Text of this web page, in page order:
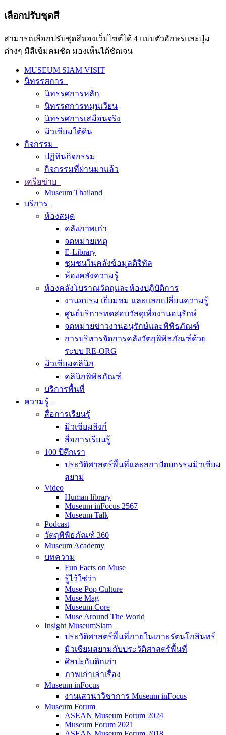
เลือกปรับชุดสี
สามารถเลือกปรับชุดสีของเว็บไซต์ได้ 4 แบบตัวอักษรและปุ่ม
ต่างๆ มีสีเข้มคมชัด มองเห็นได้ชัดเจน
MUSEUM SIAM VISIT
นิทรรศการ
นิทรรศการหลัก
นิทรรศการหมุนเวียน
นิทรรศการเสมือนจริง
มิวเซียมใต้ดิน
กิจกรรม
ปฏิทินกิจกรรม
กิจกรรมที่ผ่านมาแล้ว
เครือข่าย
Museum Thailand
บริการ
ห้องสมุด
คลังภาพเก่า
จดหมายเหตุ
E-Library
ชุมชนในคลังข้อมูลดิจิทัล
ห้องคลังความรู้
ห้องคลังโบราณวัตถุและห้องปฏิบัติการ
งานอบรม เยี่ยมชม และแลกเปลี่ยนความรู้
ศูนย์บริการทดสอบวัสดุเพื่องานอนุรักษ์
จดหมายข่าวงานอนุรักษ์และพิพิธภัณฑ์
การบริหารจัดการคลังวัตถุพิพิธภัณฑ์ด้วย
ระบบ RE-ORG
มิวเซียมคลินิก
คลินิกพิพิธภัณฑ์
บริการพื้นที่
ความรู้
สื่อการเรียนรู้
มิวเซียมลิงก์
สื่อการเรียนรู้
100 ปีตึกเรา
ประวัติศาสตร์พื้นที่และสถาปัตยกรรมมิวเซียม
สยาม
Video
Human library
Museum inFocus 2567
Museum Talk
Podcast
วัตถุพิพิธภัณฑ์ 360
Museum Academy
บทความ
Fun Facts on Muse
รู้ไว้ใช่ว่า
Muse Pop Culture
Muse Mag
Museum Core
Muse Around The World
Insight MuseumSiam
ประวัติศาสตร์พื้นที่ภายในเกาะรัตนโกสินทร์
มิวเซียมสยามกับประวัติศาสตร์พื้นที่
ศิลปะกับตึกเก่า
ภาพเก่าเล่าเรื่อง
Museum inFocus
งานเสวนาวิชาการ Museum inFocus
Museum Forum
ASEAN Museum Forum 2024
Museum Forum 2021